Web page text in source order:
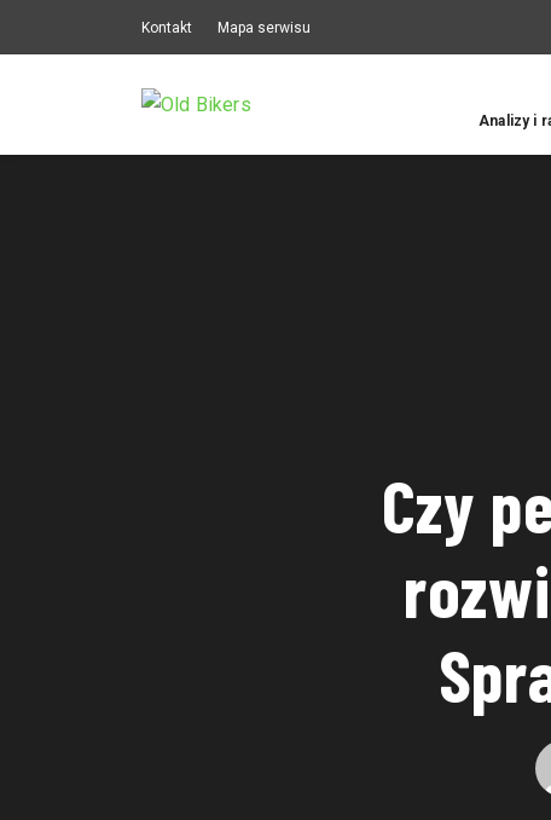
Kontakt Mapa serwisu
Analizy i
Czy